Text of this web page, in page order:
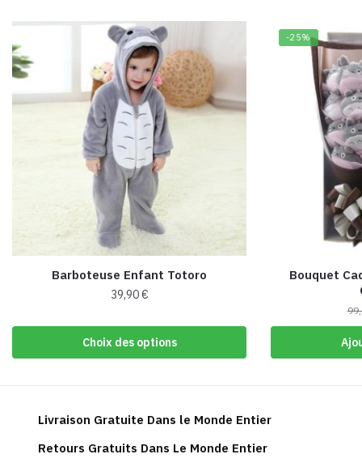
Barboteuse Enfant Totoro
39,90€
Choix des options
produit
a
Les
peuvent
-25%
Bouquet
Livraison Gratuite Dans le Monde Entier
Retours Gratuits Dans Le Monde Entier